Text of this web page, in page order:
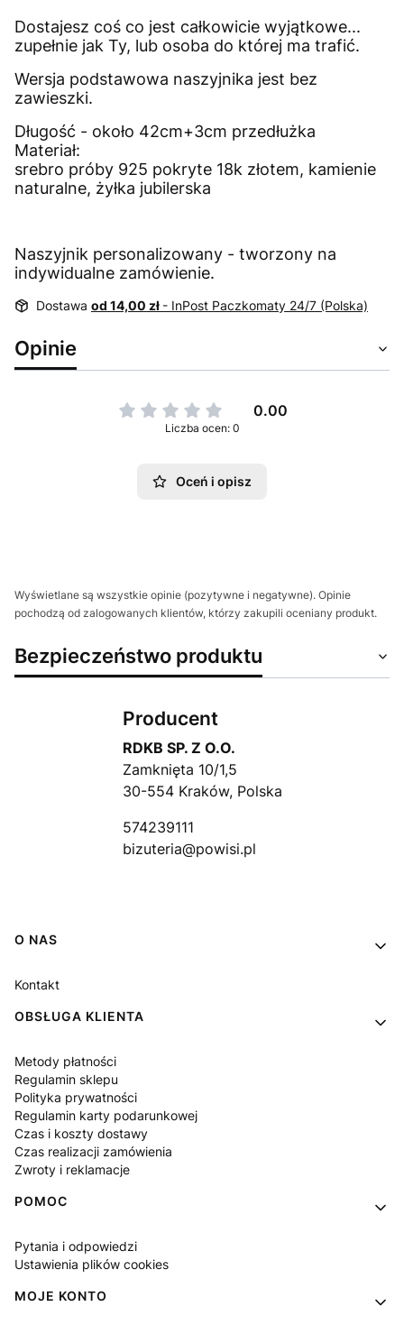
Dostajesz coś co jest całkowicie wyjątkowe...
zupełnie jak Ty, lub osoba do której ma trafić.
Wersja podstawowa naszyjnika jest bez
zawieszki.
Długość - około 42cm+3cm przedłużka
Materiał:
srebro próby 925 pokryte 18k złotem, kamienie
naturalne, żyłka jubilerska
Naszyjnik personalizowany - tworzony na
indywidualne zamówienie.
Dostawa od 14,00 zł - InPost Paczkomaty 24/7 (Polska)
Opinie
0.00
Liczba ocen: 0
Oceń i opisz
Wyświetlane są wszystkie opinie (pozytywne i negatywne). Opinie
pochodzą od zalogowanych klientów, którzy zakupili oceniany produkt.
Bezpieczeństwo produktu
Producent
RDKB SP. Z O.O.
Zamknięta 10/1,5
30-554 Kraków, Polska
574239111
bizuteria@powisi.pl
Linki w stopce
O NAS
Kontakt
OBSŁUGA KLIENTA
Metody płatności
Regulamin sklepu
Polityka prywatności
Regulamin karty podarunkowej
Czas i koszty dostawy
Czas realizacji zamówienia
Zwroty i reklamacje
POMOC
Pytania i odpowiedzi
Ustawienia plików cookies
MOJE KONTO